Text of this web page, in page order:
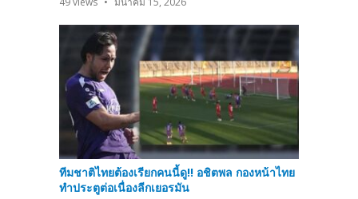
ทีมชาติไทยต้องเรียกคนนี้ดู!! อชิตพล กองหน้าไทย
ทำประตูต่อเนื่องลีกเยอรมัน